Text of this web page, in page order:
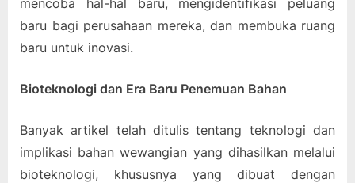
baru bagi perusahaan mereka, dan membuka ruang
baru untuk inovasi.
Bioteknologi dan Era Baru Penemuan Bahan
Banyak artikel telah ditulis tentang teknologi dan
implikasi bahan wewangian yang dihasilkan melalui
bioteknologi, khususnya yang dibuat dengan